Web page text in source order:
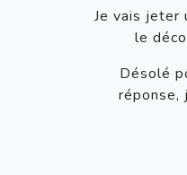
Je vais jeter
le
Désolé
réponse,